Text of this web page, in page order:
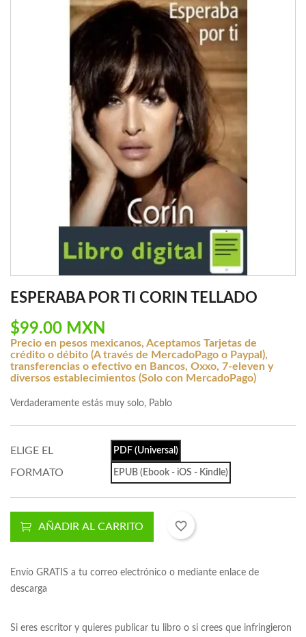
ESPERABA POR TI CORIN TELLADO
$99.00 MXN
Precio en pesos mexicanos, Aceptamos Tarjetas de
crédito o débito (A través de MercadoPago o Paypal),
transferencias o efectivo en Bancos, Oxxo, 7-eleven y
diversos establecimientos (Solo con MercadoPago)
Verdaderamente estás muy solo, Pablo
ELIGE EL
FORMATO
PDF (Universal)
EPUB (Ebook - iOS - Kindle)
AÑADIR AL CARRITO favorite_border
Envío GRATIS a tu correo electrónico o mediante enlace de
descarga
Si eres escritor y quieres publicar tu libro o si crees que infringieron